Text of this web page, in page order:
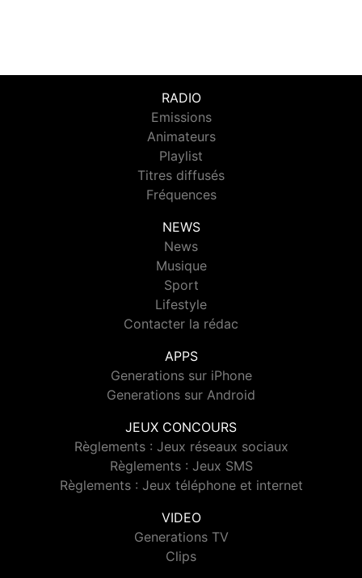
RADIO
Emissions
Animateurs
Playlist
Titres diffusés
Fréquences
NEWS
News
Musique
Sport
Lifestyle
Contacter la rédac
APPS
Generations sur iPhone
Generations sur Android
JEUX CONCOURS
Règlements : Jeux réseaux sociaux
Règlements : Jeux SMS
Règlements : Jeux téléphone et internet
VIDEO
Generations TV
Clips